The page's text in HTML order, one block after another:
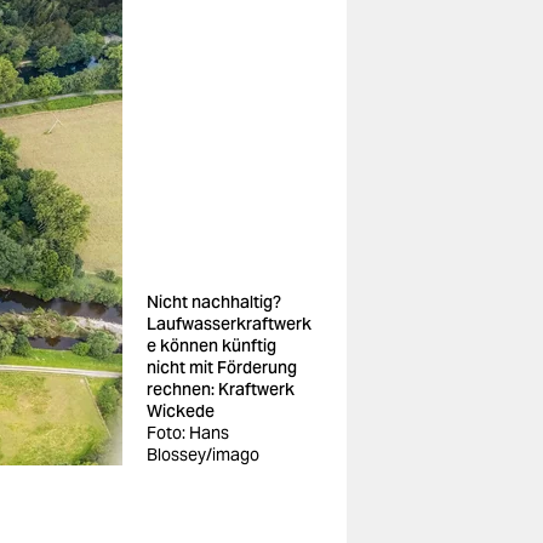
Nicht nachhaltig?
Laufwasserkraftwerk
e können künftig
nicht mit Förderung
rechnen: Kraftwerk
Wickede
Foto: Hans
Blossey/imago